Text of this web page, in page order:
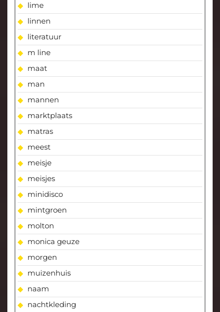
lime
linnen
literatuur
m line
maat
man
mannen
marktplaats
matras
meest
meisje
meisjes
minidisco
mintgroen
molton
monica geuze
morgen
muizenhuis
naam
nachtkleding